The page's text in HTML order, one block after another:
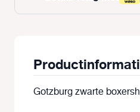
Gotzburg zwarte